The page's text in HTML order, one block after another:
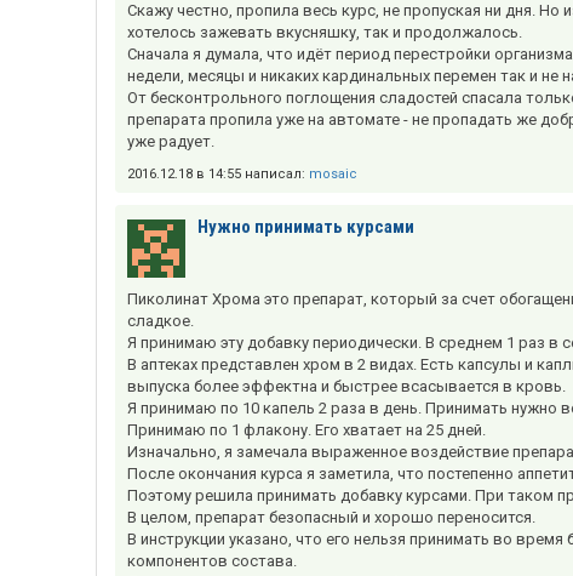
Скажу честно, пропила весь курс, не пропуская ни дня.
хотелось зажевать вкусняшку, так и продолжалось.
Сначала я думала, что идёт период перестройки
недели, месяцы и никаких кардинальных перемен так и не
От бесконтрольного поглощения сладостей спасала
препарата пропила уже на автомате - не пропадать же
уже радует.
2016.12.18 в 14:55 написал: mosaic
Нужно принимать курсами
Пиколинат Хрома это препарат, который за счет
сладкое.
Я принимаю эту добавку периодически. В среднем 1 раз в
В аптеках представлен хром в 2 видах. Есть капсулы и
выпуска более эффектна и быстрее всасывается в кровь.
Я принимаю по 10 капель 2 раза в день. Принимать
Принимаю по 1 флакону. Его хватает на 25 дней.
Изначально, я замечала выраженное воздействие
После окончания курса я заметила, что постепенно
Поэтому решила принимать добавку курсами. При таком
В целом, препарат безопасный и хорошо переносится.
В инструкции указано, что его нельзя принимать во
компонентов состава.